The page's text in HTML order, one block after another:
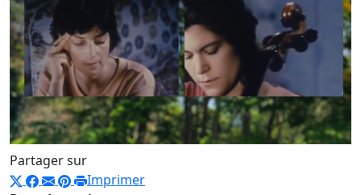
Partager sur
Imprimer